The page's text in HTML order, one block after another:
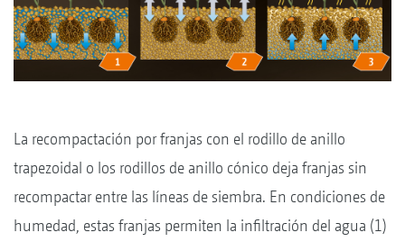
La recompactación por franjas con el rodillo de anillo
trapezoidal o los rodillos de anillo cónico deja franjas sin
recompactar entre las líneas de siembra. En condiciones de
humedad, estas franjas permiten la infiltración del agua (1)